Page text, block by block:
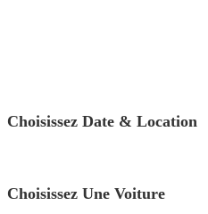
Choisissez Date & Location
Choisissez Une Voiture